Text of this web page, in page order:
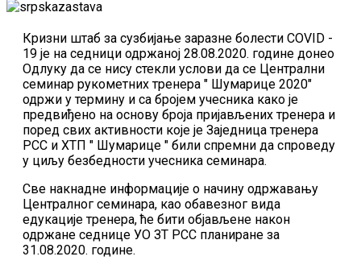
Кризни штаб за сузбијање заразне болести COVID -
19 је на седници одржаној 28.08.2020. године донео
Одлуку да се нису стекли услови да се Централни
семинар рукометних тренера " Шумарице 2020"
одржи у термину и са бројем учесника како је
предвиђено на основу броја пријављених тренера и
поред свих активности које је Заједница тренера
РСС и ХТП " Шумарице " били спремни да спроведу
у циљу безбедности учесника семинара.
Све накнадне информације о начину одржавању
Централног семинара, као обавезног вида
едукације тренера, ће бити објављене након
одржане седнице УО ЗТ РСС планиране за
31.08.2020. године.